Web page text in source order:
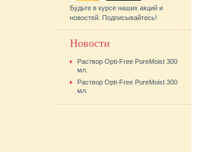
Будьте в курсе наших акций и
новостей. Подписывайтесь!
Новости
Раствор Opti-Free PureMoist 300
мл.
Раствор Opti-Free PureMoist 300
мл.